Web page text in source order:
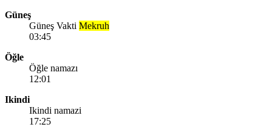
Güneş
Güneş Vakti Mekruh
03:45
Öğle
Öğle namazı
12:01
Ikindi
Ikindi namazi
17:25